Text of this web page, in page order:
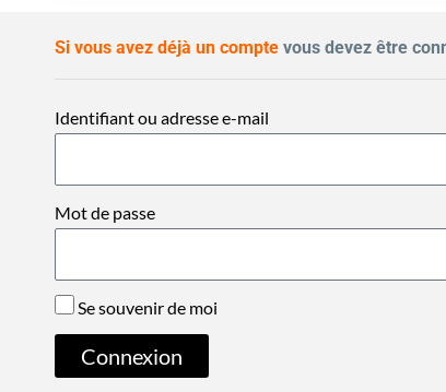
Si vous avez déjà un compte vous devez être
Identifiant ou adresse e-mail
Mot de passe
Se souvenir de moi
Connexion